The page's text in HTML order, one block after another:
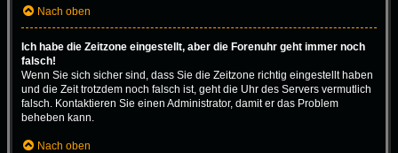
Nach oben
Ich habe die Zeitzone eingestellt, aber die Forenuhr geht immer noch
falsch!
Wenn Sie sich sicher sind, dass Sie die Zeitzone richtig eingestellt haben
und die Zeit trotzdem noch falsch ist, geht die Uhr des Servers vermutlich
falsch. Kontaktieren Sie einen Administrator, damit er das Problem
beheben kann.
Nach oben